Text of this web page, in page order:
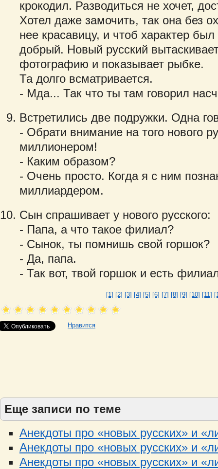
крокодил. Разводиться не хочет,
Хотел даже замочить, так она без
нее красавицу, и чтоб характер
добрый. Новый русский
фотографию и показывает рыбке.
Та долго всматривается.
- Мда... Так что ты там говорил
Встретились две подружки. Одна
- Обрати внимание на того нового
миллионером!
- Каким образом?
- Очень просто. Когда я с ним
миллиардером.
Сын спрашивает у нового русского:
- Папа, а что такое филиал?
- Сынок, ты помнишь свой горшок?
- Да, папа.
- Так вот, твой горшок и есть
[1] [2] [3] [4] [5] [6] [7] [8] [9] [10] [11]
Нравится
Еще записи по теме
Анекдоты про «новых русских» и
Анекдоты про «новых русских» и
Анекдоты про «новых русских» и